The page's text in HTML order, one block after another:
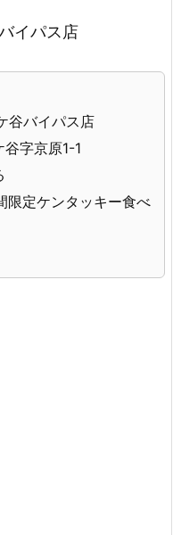
イパス店
谷バイパス店
字京原1-1
限定ケンタッキー食べ